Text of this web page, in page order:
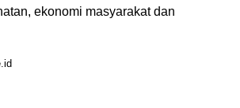
ekonomi masyarakat dan